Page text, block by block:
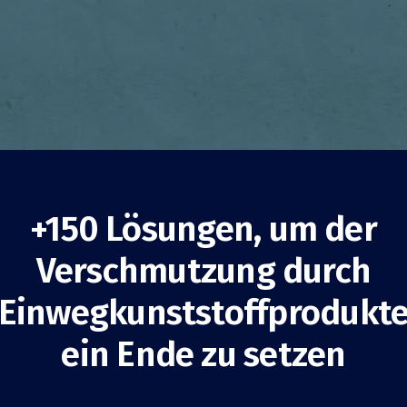
Beschaffung
+150 Lösungen, um der
Verschmutzung durch
ein Ende zu setzen